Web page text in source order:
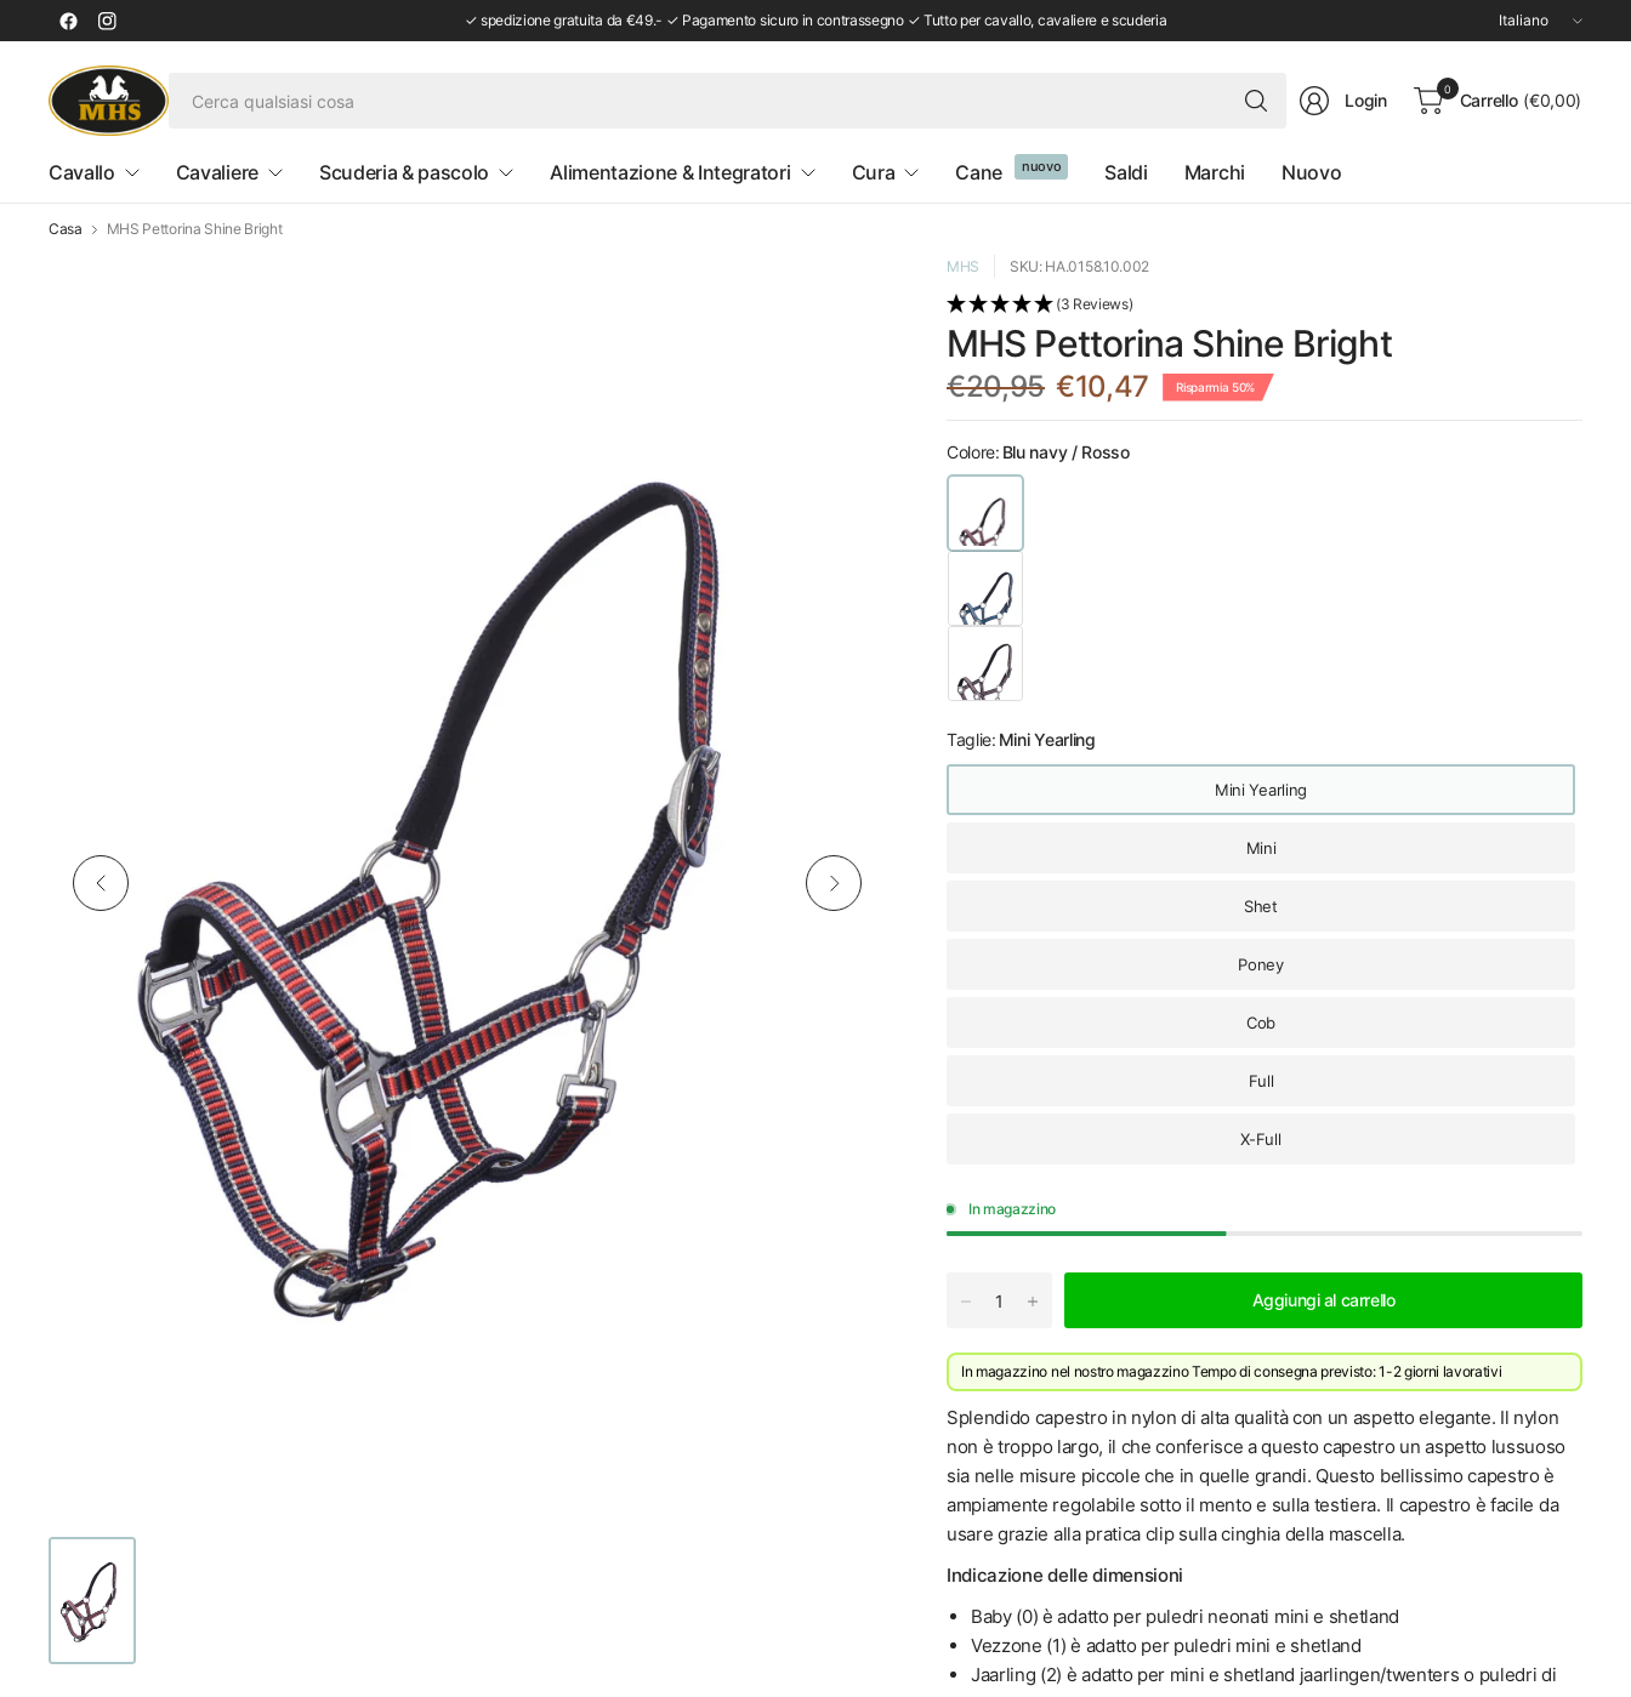
✓ spedizione gratuita da €49.- ✓ Pagamento sicuro in contrassegno ✓ Tutto per cavallo, cavaliere e scuderia
Aggiorna
paese/area
Cerca
qualsiasi
Login
0
Carrello (€0,00)
Cavallo Cavaliere Scuderia & pascolo Alimentazione & Integratori Cura Cane nuovo Saldi Marchi Nuovo
Casa MHS Pettorina Shine Bright
MHS SKU: HA.0158.10.002
(3 Reviews)
MHS Pettorina Shine Bright
€20,95 €10,47 Risparmia 50%
Colore: Blu navy / Rosso
Taglie: Mini Yearling
Mini Yearling
Mini
Shet
Poney
Cob
Full
X-Full
In magazzino
Aggiungi al carrello
In magazzino nel nostro magazzinoTempo di consegna previsto: 1-2 giorni lavorativi
Splendido capestro in nylon di alta qualità con un aspetto elegante. Il nylon
non è troppo largo, il che conferisce a questo capestro un aspetto lussuoso
sia nelle misure piccole che in quelle grandi. Questo bellissimo capestro è
ampiamente regolabile sotto il mento e sulla testiera. Il capestro è facile da
usare grazie alla pratica clip sulla cinghia della mascella.
Indicazione delle dimensioni
Baby (0) è adatto per puledri neonati mini e shetland
Vezzone (1) è adatto per puledri mini e shetland
Jaarling (2) è adatto per mini e shetland jaarlingen/twenters o puledri di